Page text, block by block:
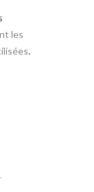
les
.